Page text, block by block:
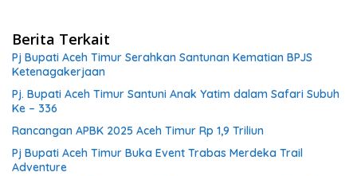
Berita Terkait
Pj Bupati Aceh Timur Serahkan Santunan Kematian BPJS
Ketenagakerjaan
Pj. Bupati Aceh Timur Santuni Anak Yatim dalam Safari Subuh
Ke – 336
Rancangan APBK 2025 Aceh Timur Rp 1,9 Triliun
Pj Bupati Aceh Timur Buka Event Trabas Merdeka Trail
Adventure